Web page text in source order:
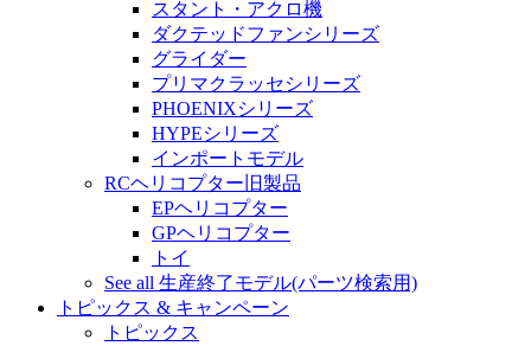
スタント・アクロ機
ダクテッドファンシリーズ
グライダー
プリマクラッセシリーズ
PHOENIXシリーズ
HYPEシリーズ
インポートモデル
RCヘリコプター旧製品
EPヘリコプター
GPヘリコプター
トイ
See all 生産終了モデル(パーツ検索用)
トピックス & キャンペーン
トピックス